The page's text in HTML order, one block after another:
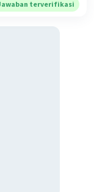
terverifikasi